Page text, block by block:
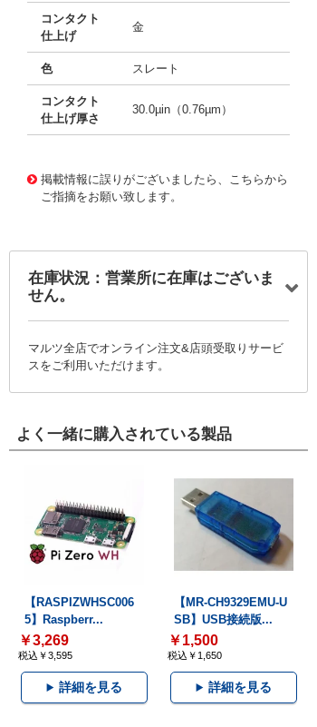
コンタクト
仕上げ
金
色 スレート
コンタクト
仕上げ厚さ
30.0µin（0.76µm）
掲載情報に誤りがございましたら、こちらから
ご指摘をお願い致します。
在庫状況：営業所に在庫はございま
せん。
マルツ全店でオンライン注文&店頭受取りサービ
スをご利用いただけます。
よく一緒に購入されている製品
【RASPIZWHSC006
5】Raspberr...
￥3,269
税込￥3,595
詳細を見る
【MR-CH9329EMU-U
SB】USB接続版...
￥1,500
税込￥1,650
詳細を見る